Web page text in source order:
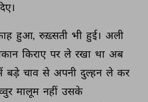
हुआ, रुख़्सती भी हुई। अली
किराए पर ले रखा था अब
बड़े चाव से अपनी दुल्हन ले कर
मालूम नहीं उसके